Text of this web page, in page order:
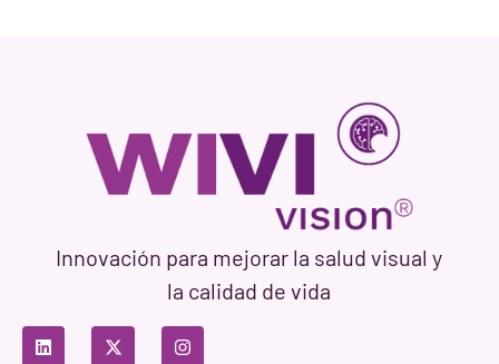
Innovación para mejorar la salud visual y
la calidad de vida